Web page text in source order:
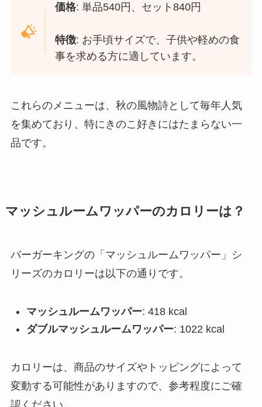
価格: 単品540円、セット840円
特徴: お手頃サイズで、子供や軽めの食
事を求める方に適しています。
これらのメニューは、秋の風物詩として毎年人気
を集めており、特にきのこ好きにはたまらない一
品です。
マッシュルームワッパーのカロリーは？
バーガーキングの「マッシュルームワッパー」シ
リーズのカロリーは以下の通りです。
マッシュルームワッパー: 418 kcal
ダブルマッシュルームワッパー: 1022 kcal
カロリーは、商品のサイズやトッピングによって
変動する可能性がありますので、参考程度にご確
認ください。